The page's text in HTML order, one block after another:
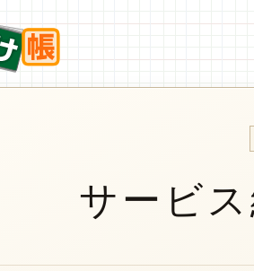
サービ